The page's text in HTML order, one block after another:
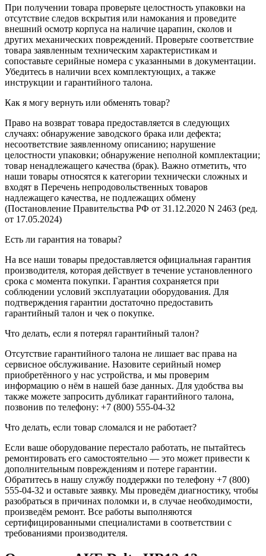
При получении товара проверьте целостность упаковки на
отсутствие следов вскрытия или намокания и проведите
внешний осмотр корпуса на наличие царапин, сколов и
других механических повреждений. Проверьте соответствие
товара заявленным техническим характеристикам и
сопоставьте серийные номера с указанными в документации.
Убедитесь в наличии всех комплектующих, а также
инструкции и гарантийного талона.
Как я могу вернуть или обменять товар?
Право на возврат товара предоставляется в следующих
случаях: обнаружение заводского брака или дефекта;
несоответствие заявленному описанию; нарушение
целостности упаковки; обнаружение неполной комплектации;
товар ненадлежащего качества (брак). Важно отметить, что
наши товары относятся к категории технически сложных и
входят в Перечень непродовольственных товаров
надлежащего качества, не подлежащих обмену
(Постановление Правительства РФ от 31.12.2020 N 2463 (ред.
от 17.05.2024)
Есть ли гарантия на товары?
На все наши товары предоставляется официальная гарантия
производителя, которая действует в течение установленного
срока с момента покупки. Гарантия сохраняется при
соблюдении условий эксплуатации оборудования. Для
подтверждения гарантии достаточно предоставить
гарантийный талон и чек о покупке.
Что делать, если я потерял гарантийный талон?
Отсутствие гарантийного талона не лишает вас права на
сервисное обслуживание. Назовите серийный номер
приобретённого у нас устройства, и мы проверим
информацию о нём в нашей базе данных. Для удобства вы
также можете запросить дубликат гарантийного талона,
позвонив по телефону: +7 (800) 555-04-32
Что делать, если товар сломался и не работает?
Если ваше оборудование перестало работать, не пытайтесь
ремонтировать его самостоятельно — это может привести к
дополнительным повреждениям и потере гарантии.
Обратитесь в нашу службу поддержки по телефону +7 (800)
555-04-32 и оставьте заявку. Мы проведём диагностику, чтобы
разобраться в причинах поломки и, в случае необходимости,
произведём ремонт. Все работы выполняются
сертифицированными специалистами в соответствии с
требованиями производителя.